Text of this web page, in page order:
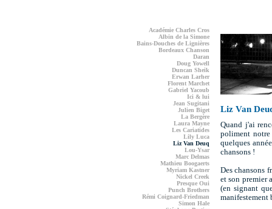
Académie Charles Cros
Albin de la Simone
Bains-Douches de Lignières
Bordeaux Chanson
Daran
Doug Yowell
Duncan Sheik
Erwan Larher
Florent Marchet
Gabriel Yacoub
Ici & lui
Jean Sugitani
Julien Biget
La Bergère
Laura Mayne
Les Cariatides
Lily Luca
Liz Van Deuq
Lou-Ysar
Marc Delmas
Mathieu Boogaerts
Myriam Kastner
Nickel Creek
Presque Oui
Punch Brothers
Rémi Coignard-Friedman
Simon Hale
Liz Van
Quand j'ai
poliment notre
quelques
chansons !
Des chansons
et son premier
(en signant
manifestement